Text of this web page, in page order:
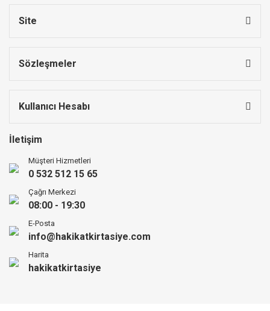
Site
Sözleşmeler
Kullanıcı Hesabı
İletişim
Müşteri Hizmetleri
0 532 512 15 65
Çağrı Merkezi
08:00 - 19:30
E-Posta
info@hakikatkirtasiye.com
Harita
hakikatkirtasiye